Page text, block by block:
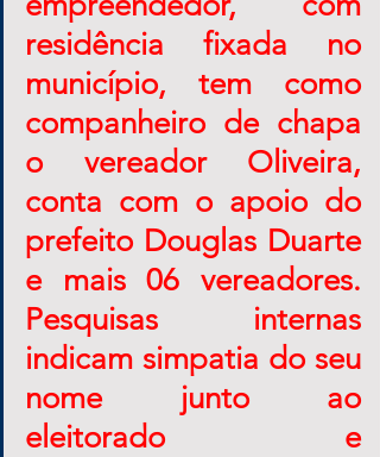
residência fixada no
município, tem como
companheiro de chapa
o vereador Oliveira,
conta com o apoio do
prefeito Douglas Duarte
e mais 06 vereadores.
Pesquisas internas
indicam simpatia do seu
nome junto ao
eleitorado e